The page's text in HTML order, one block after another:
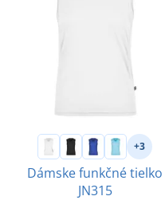
+3
Dámske funkčné tielko
JN315